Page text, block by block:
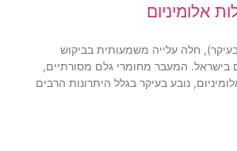
אלומיניום
חלה עלייה משמעותית בביקוש
בישראל. המעבר מחומרי גלם מסורתיים,
נובע בעיקר בגלל היתרונות הרבים